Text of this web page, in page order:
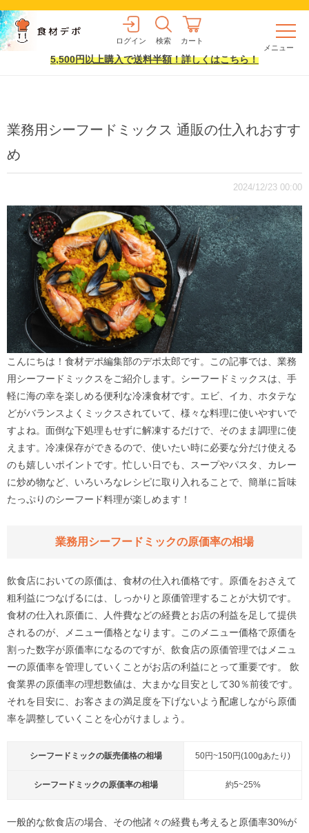
ログイン 検索
カート
メニュー
5,500円以上購入で送料半額！詳しくはこちら！
業務用シーフードミックス 通販の仕入れおすす
め
2024/12/23 00:00
こんにちは！食材デポ編集部のデポ太郎です。この記事では、業務
用シーフードミックスをご紹介します。シーフードミックスは、手
軽に海の幸を楽しめる便利な冷凍食材です。エビ、イカ、ホタテな
どがバランスよくミックスされていて、様々な料理に使いやすいで
すよね。面倒な下処理もせずに解凍するだけで、そのまま調理に使
えます。冷凍保存ができるので、使いたい時に必要な分だけ使える
のも嬉しいポイントです。忙しい日でも、スープやパスタ、カレー
に炒め物など、いろいろなレシピに取り入れることで、簡単に旨味
たっぷりのシーフード料理が楽しめます！
業務用シーフードミックの原価率の相場
飲食店においての原価は、食材の仕入れ価格です。原価をおさえて
粗利益につなげるには、しっかりと原価管理することが大切です。
食材の仕入れ原価に、人件費などの経費とお店の利益を足して提供
されるのが、メニュー価格となります。このメニュー価格で原価を
割った数字が原価率になるのですが、飲食店の原価管理ではメニュ
ーの原価率を管理していくことがお店の利益にとって重要です。 飲
食業界の原価率の理想数値は、大まかな目安として30％前後です。
それを目安に、お客さまの満足度を下げないよう配慮しながら原価
率を調整していくことを心がけましょう。
シーフードミックの販売価格の相場 50円~150円(100gあたり)
シーフードミックの原価率の相場 約5~25%
一般的な飲食店の場合、その他諸々の経費も考えると原価率30%が